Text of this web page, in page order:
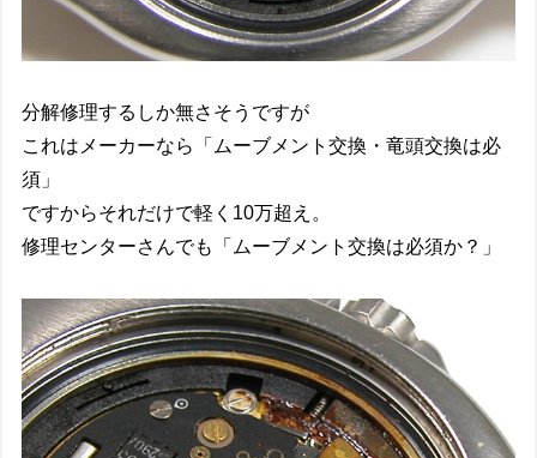
分解修理するしか無さそうですが
これはメーカーなら「ムーブメント交換・竜頭交換は必
須」
ですからそれだけで軽く10万超え。
修理センターさんでも「ムーブメント交換は必須か？」